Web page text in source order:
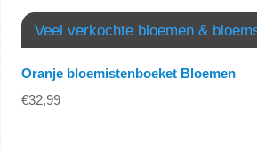
Veel verkochte bloemen &
Oranje bloemistenboeket Bloemen
€32,99